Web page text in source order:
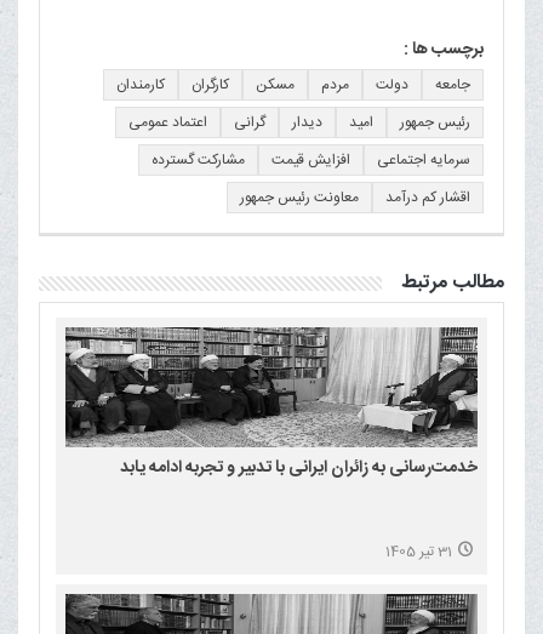
برچسب ها :
جامعه دولت مردم مسکن کارگران
کارمندان
رئیس جمهور
امید دیدار گرانی
اعتماد عمومی
سرمایه اجتماعی
افزایش قیمت
مشارکت گسترده
اقشار کم درآمد
معاونت رئیس جمهور
مطالب مرتبط
خدمت‌رسانی به زائران ایرانی با تدبیر و تجربه ادامه یابد
31 تیر 1405